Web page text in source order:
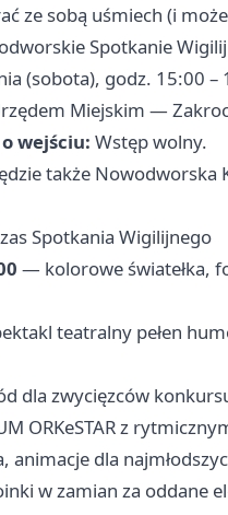
ze sobą uśmiech (i
Spotkanie
(sobota), godz. 15:00 –
Miejskim —
wejściu: Wstęp wolny.
także Nowodworska
Spotkania Wigilijnego
— kolorowe światełka,
teatralny pełen
dla zwycięzców
ORKeSTAR z
dla
w zamian za oddane